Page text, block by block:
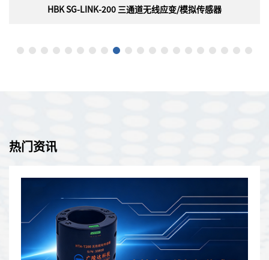
HBK SG-LINK-200-OEM 嵌入式无线应变/模拟传感器
热门资讯